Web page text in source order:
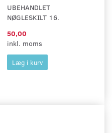
UBEHANDLET
NØGLESKILT 16.
50,00
inkl. moms
Læg i kurv